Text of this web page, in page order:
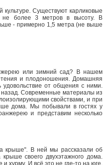
Существуют карликовые
не более 3 метров в высоту. В
- примерно 1,5 метра (не выше
или зимний сад? В нашем
и плодоношения. Домашняя
удовольствие от общения с ними.
Современные материалы из
свойствами, и при
дома. Мы побывали в гостях у
и представим несколько
крыше". В ней мы рассказали об
своего двухэтажного дома.
хурму. И всё это не где-то на юге,